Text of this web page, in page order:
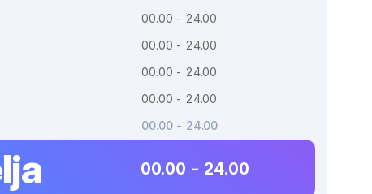
00.00 - 24.00
00.00 - 24.00
00.00 - 24.00
00.00 - 24.00
00.00 - 24.00
00.00 - 24.00